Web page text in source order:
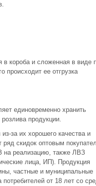
в короба и сложенная в виде
происходит ее отгрузка
единовременно хранить
продукции.
за их хорошего качества и
скидок оптовым
на реализацию, также ЛВЗ
лица, ИП). Продукция
частные и муниципальные
потребителей от 18 лет со